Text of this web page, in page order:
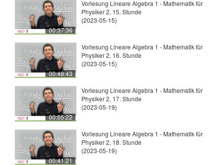
00:37:36
Vorlesung Lineare Algebra 1 - Mathematik für
Physiker 2, 15. Stunde
(2023-05-15)
00:48:43
Vorlesung Lineare Algebra 1 - Mathematik für
Physiker 2, 16. Stunde
(2023-05-15)
00:55:22
Vorlesung Lineare Algebra 1 - Mathematik für
Physiker 2, 17. Stunde
(2023-05-19)
00:41:21
Vorlesung Lineare Algebra 1 - Mathematik für
Physiker 2, 18. Stunde
(2023-05-19)